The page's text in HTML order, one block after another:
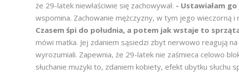
że 29-latek niewłaściwie się zachowywał. - Ustawiałam
wspomina. Zachowanie mężczyzny, w tym jego wieczorną i
Czasem śpi do południa, a potem jak wstaje to
mówi matka. Jej zdaniem sąsiedzi zbyt nerwowo reagują
wyrozumiali. Zapewnia, że 29-latek nie zaśmieca celowo
słuchanie muzyki to, zdaniem kobiety, efekt ubytku słuchu